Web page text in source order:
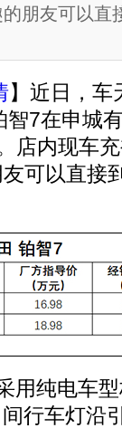
朋友可以直
】近日，车
智7在申城
店内现车
可以直接
纯电车型
行车灯沿